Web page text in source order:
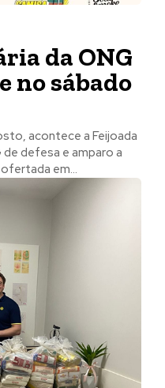
da ONG
no sábado
acontece a Feijoada
defesa e amparo a
será ofertada em...